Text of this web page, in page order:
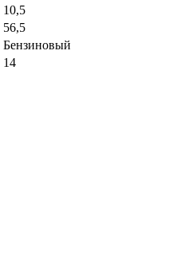
10,5
56,5
Бензиновый
14